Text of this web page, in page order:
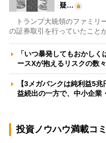
疑…
トランプ大統領のファミリ
の証券取引を行っていたこと
「いつ暴発してもおかし
ースXが抱えるリスクの数
【3メガバンクは純利益5
益続出の一方で、中小企業
投資ノウハウ満載コ